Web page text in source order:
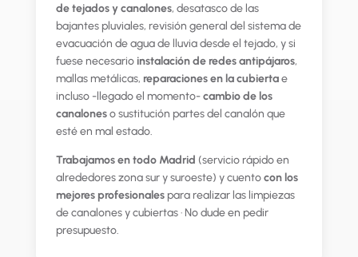
de tejados y canalones, desatasco de las
bajantes pluviales, revisión general del sistema de
evacuación de agua de lluvia desde el tejado, y si
fuese necesario instalación de redes antipájaros,
mallas metálicas, reparaciones en la cubiertae
incluso -llegado el momento-cambio de los
canaloneso sustitución partes del canalón que
esté en mal estado.
Trabajamos en todo Madrid (servicio rápido en
alrededores zona sur y suroeste) y cuentocon los
mejores profesionalespara realizar las limpiezas
de canalones y cubiertas · No dude en pedir
presupuesto.